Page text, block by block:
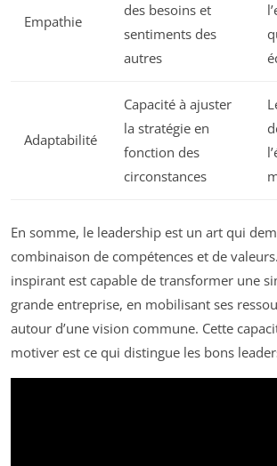
Empathie
des besoins et
sentiments des
autres
Adaptabilité
Capacité à ajuster
la stratégie en
fonction des
circonstances
En somme, le leadership est un art qui
combinaison de compétences et de
inspirant est capable de transformer une
grande entreprise, en mobilisant ses
autour d’une vision commune. Cette
motiver est ce qui distingue les bons